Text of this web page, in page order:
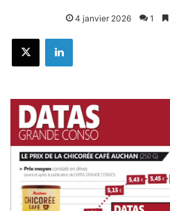
4 janvier 2026 1
X Linkedin